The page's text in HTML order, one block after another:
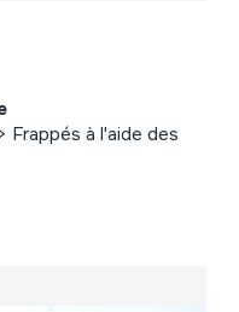
Frappés à l'aide des